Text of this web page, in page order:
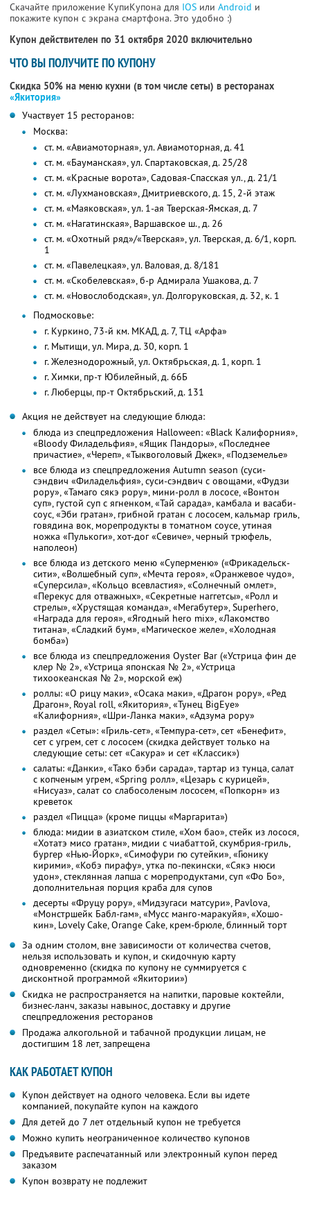
Скачайте приложение КупиКупона для IOS или Android и
покажите купон с экрана смартфона. Это удобно :)
Купон действителен по 31 октября 2020 включительно
ЧТО ВЫ ПОЛУЧИТЕ ПО КУПОНУ
Скидка 50% на меню кухни (в том числе сеты) в ресторанах
«Якитория»
Участвует 15 ресторанов:
Москва:
ст. м. «Авиамоторная», ул. Авиамоторная, д. 41
ст. м. «Бауманская», ул. Спартаковская, д. 25/28
ст. м. «Красные ворота», Садовая-Спасская ул., д. 21/1
ст. м. «Лухмановская», Дмитриевского, д. 15, 2-й этаж
ст. м. «Маяковская», ул. 1-ая Тверская-Ямская, д. 7
ст. м. «Нагатинская», Варшавское ш., д. 26
ст. м. «Охотный ряд»/«Тверская», ул. Тверская, д. 6/1, корп.
1
ст. м. «Павелецкая», ул. Валовая, д. 8/181
ст. м. «Скобелевская», б-р Адмирала Ушакова, д. 7
ст. м. «Новослободская», ул. Долгоруковская, д. 32, к. 1
Подмосковье:
г. Куркино, 73-й км. МКАД, д. 7, ТЦ «Арфа»
г. Мытищи, ул. Мира, д. 30, корп. 1
г. Железнодорожный, ул. Октябрьская, д. 1, корп. 1
г. Химки, пр-т Юбилейный, д. 66Б
г. Люберцы, пр-т Октябрьский, д. 131
Акция не действует на следующие блюда:
блюда из спецпредложения Halloween: «Black Калифорния»,
«Bloody Филадельфия», «Ящик Пандоры», «Последнее
причастие», «Череп», «Тыквоголовый Джек», «Подземелье»
все блюда из спецпредложения Autumn season (суси-
сэндвич «Филадельфия», суси-сэндвич с овощами, «Фудзи
рору», «Тамаго сякэ рору», мини-ролл в лососе, «Вонтон
суп», густой суп с ягненком, «Тай сарада», камбала и васаби-
соус, «Эби гратан», грибной гратан с лососем, кальмар гриль,
говядина вок, морепродукты в томатном соусе, утиная
ножка «Пулькоги», хот-дог «Севиче», черный трюфель,
наполеон)
все блюда из детского меню «Суперменю» («Фрикадельск-
сити», «Волшебный суп», «Мечта героя», «Оранжевое чудо»,
«Суперсила», «Кольцо всевластия», «Солнечный омлет»,
«Перекус для отважных», «Секретные наггетсы», «Ролл и
стрелы», «Хрустящая команда», «Мегабутер», Superhero,
«Награда для героя», «Ягодный hero mix», «Лакомство
титана», «Сладкий бум», «Магическое желе», «Холодная
бомба»)
все блюда из спецпредложения Oyster Bar («Устрица фин де
клер № 2», «Устрица японская № 2», «Устрица
тихоокеанская № 2», морской еж)
роллы: «О рицу маки», «Осака маки», «Драгон рору», «Ред
Драгон», Royal roll, «Якитория», «Тунец BigEye»
«Калифорния», «Шри-Ланка маки», «Адзума рору»
раздел «Сеты»: «Гриль-сет», «Темпура-сет», сет «Бенефит»,
сет с угрем, сет с лососем (скидка действует только на
следующие сеты: сет «Сакура» и сет «Классик»)
салаты: «Данки», «Тако бэби сарада», тартар из тунца, салат
с копченым угрем, «Spring ролл», «Цезарь с курицей»,
«Нисуаз», салат со слабосоленым лососем, «Попкорн» из
креветок
раздел «Пицца» (кроме пиццы «Маргарита»)
блюда: мидии в азиатском стиле, «Хом бао», стейк из лосося,
«Хотатэ мисо гратан», мидии с чиабаттой, скумбрия-гриль,
бургер «Нью-Йорк», «Симофури гю сутейки», «Гюнику
кирими», «Кобэ пирафу», утка по-пекински, «Сякэ нюси
удон», стеклянная лапша с морепродуктами, суп «Фо Бо»,
дополнительная порция краба для супов
десерты «Фруцу рору», «Мидзугаси матсури», Pavlova,
«Монстршейк Бабл-гам», «Мусс манго-маракуйя», «Хошо-
кин», Lovely Cake, Orange Cake, крем-брюле, блинный торт
За одним столом, вне зависимости от количества счетов,
нельзя использовать и купон, и скидочную карту
одновременно (скидка по купону не суммируется с
дисконтной программой «Якитории»)
Скидка не распространяется на напитки, паровые коктейли,
бизнес-ланч, заказы навынос, доставку и другие
спецпредложения ресторанов
Продажа алкогольной и табачной продукции лицам, не
достигшим 18 лет, запрещена
КАК РАБОТАЕТ КУПОН
Купон действует на одного человека. Если вы идете
компанией, покупайте купон на каждого
Для детей до 7 лет отдельный купон не требуется
Можно купить неограниченное количество купонов
Предъявите распечатанный или электронный купон перед
заказом
Купон возврату не подлежит